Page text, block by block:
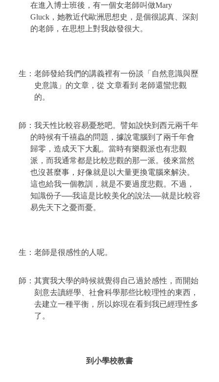
在進入博士班後，有一個女老師叫做Mary
Gluck ，她教近代歐洲思想史，是個很認真、深刻
的老師，在思想上對我啟發很大。
生：老師發給我們的講義裡有一份談「自然意識與歷
史意識」的文章，從 文章看到 老師還蠻悲觀
的。
師：我天性比較容易憂愁吧。譬如說快到西元兩千年
的時候有千禧蟲的問題，據說電腦到了兩千年會
歸零，造成天下大亂。當時有樂觀派也有悲觀
派，而我通常都是比較悲觀的那一派。後來當然
也沒甚麼事，好像就是以大量更換電腦來解決。
這也給我一個教訓，就是不要過度悲觀。不過，
知識份子──我這是比較美化的說法──就是比較容
易先天下之憂而憂。
生：老師是很感性的人呢。
師：其實我大學的時候就覺得自己過於感性，而開始
刻意去讀經學、社會科學那些比較理性的東西，
去建立一種平衡，所以妳現在看到我已經理性多
了。
到小學校教書